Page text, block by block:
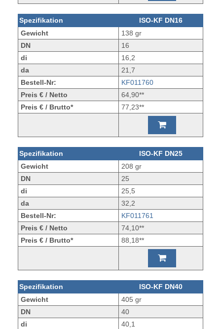
Spezifikation
ISO-KF DN16
Gewicht
138 gr
DN
16
di
16,2
da
21,7
Bestell-Nr:
KF011760
Preis € / Netto
64,90**
Preis € / Brutto*
77,23**
Spezifikation
ISO-KF DN25
Gewicht
208 gr
DN
25
di
25,5
da
32,2
Bestell-Nr:
KF011761
Preis € / Netto
74,10**
Preis € / Brutto*
88,18**
Spezifikation
ISO-KF DN40
Gewicht
405 gr
DN
40
di
40,1